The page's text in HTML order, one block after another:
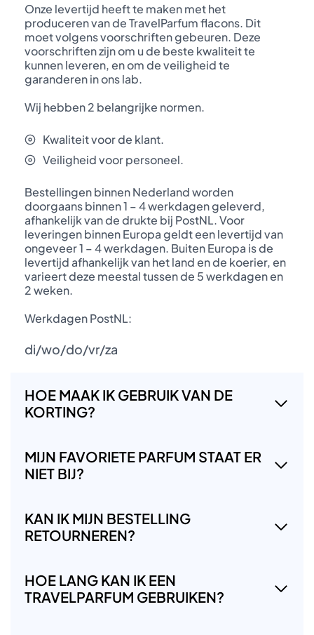
Onze levertijd heeft te maken met het
produceren van de TravelParfum flacons. Dit
moet volgens voorschriften gebeuren. Deze
voorschriften zijn om u de beste kwaliteit te
kunnen leveren, en om de veiligheid te
garanderen in ons lab.
Wij hebben 2 belangrijke normen.
Kwaliteit voor de klant.
Veiligheid voor personeel.
Bestellingen binnen Nederland worden
doorgaans binnen 1 – 4 werkdagen geleverd,
afhankelijk van de drukte bij PostNL. Voor
leveringen binnen Europa geldt een levertijd van
ongeveer 1 – 4 werkdagen. Buiten Europa is de
levertijd afhankelijk van het land en de koerier, en
varieert deze meestal tussen de 5 werkdagen en
2 weken.
Werkdagen PostNL:
di/wo/do/vr/za
HOE MAAK IK GEBRUIK VAN DE
KORTING?
MIJN FAVORIETE PARFUM STAAT ER
NIET BIJ?
KAN IK MIJN BESTELLING
RETOURNEREN?
HOE LANG KAN IK EEN
TRAVELPARFUM GEBRUIKEN?